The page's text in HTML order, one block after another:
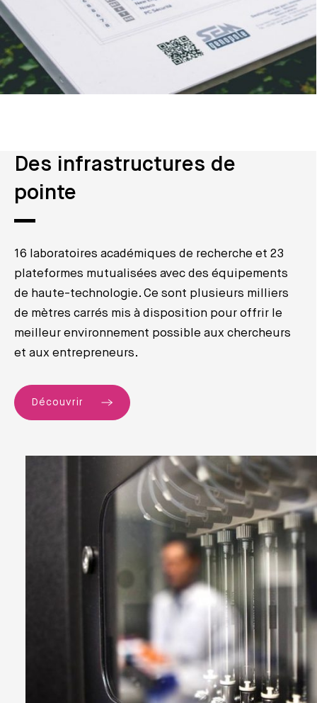
Des infrastructures de
pointe
16 laboratoires académiques de recherche et 23
plateformes mutualisées avec des équipements
de haute-technologie. Ce sont plusieurs milliers
de mètres carrés mis à disposition pour offrir le
meilleur environnement possible aux chercheurs
et aux entrepreneurs.
Découvrir